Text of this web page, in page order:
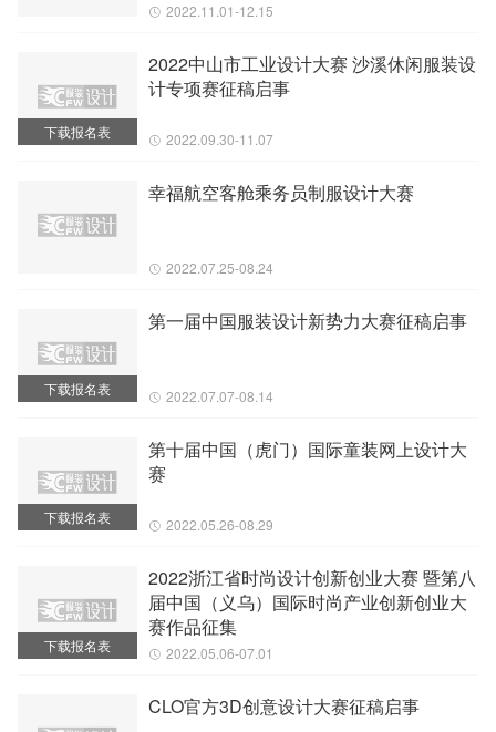
2022.11.01-12.15
下载报名表
2022中山市工业设计大赛 沙溪休闲服装设
计专项赛征稿启事
2022.09.30-11.07
幸福航空客舱乘务员制服设计大赛
2022.07.25-08.24
下载报名表
第一届中国服装设计新势力大赛征稿启事
2022.07.07-08.14
下载报名表
第十届中国（虎门）国际童装网上设计大
赛
2022.05.26-08.29
下载报名表
2022浙江省时尚设计创新创业大赛 暨第八
届中国（义乌）国际时尚产业创新创业大
赛作品征集
2022.05.06-07.01
CLO官方3D创意设计大赛征稿启事